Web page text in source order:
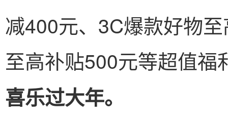
减400元、3C爆款好物
至高补贴500元等超值
喜乐过大年。